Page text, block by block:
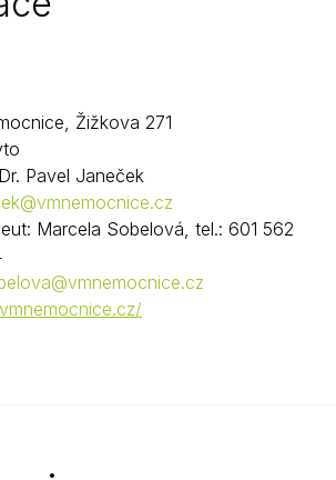
Žižkova 271
Pavel Janeček
Marcela Sobelová, tel.: 601 562